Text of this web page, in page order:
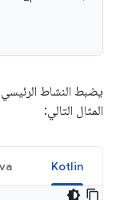
يضبط النشاط
المثال التالي:
Kotlin